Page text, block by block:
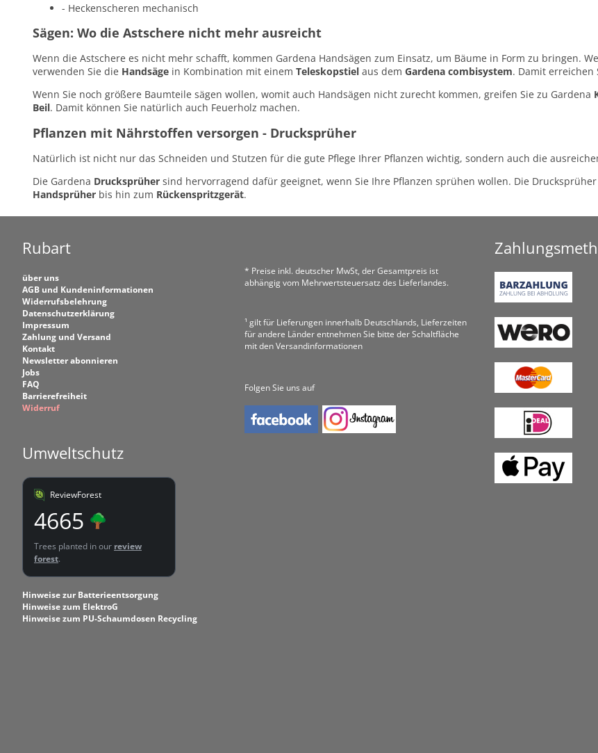
- Heckenscheren mechanisch
Sägen: Wo die Astschere nicht mehr ausreicht
Wenn die Astschere es nicht mehr schafft, kommen Gardena Handsägen zum Einsatz, um Bäume in Form zu bringen.
verwenden Sie die Handsäge in Kombination mit einem Teleskopstiel aus dem Gardena combisystem. Damit erreichen
Wenn Sie noch größere Baumteile sägen wollen, womit auch Handsägen nicht zurecht kommen, greifen Sie zu Gardena
Beil. Damit können Sie natürlich auch Feuerholz machen.
Pflanzen mit Nährstoffen versorgen - Drucksprüher
Natürlich ist nicht nur das Schneiden und Stutzen für die gute Pflege Ihrer Pflanzen wichtig, sondern auch die
Die Gardena Drucksprüher sind hervorragend dafür geeignet, wenn Sie Ihre Pflanzen sprühen wollen. Die
Handsprüher bis hin zum Rückenspritzgerät.
Rubart
über uns
AGB und Kundeninformationen
Widerrufsbelehrung
Datenschutzerklärung
Impressum
Zahlung und Versand
Kontakt
Newsletter abonnieren
Jobs
FAQ
Barrierefreiheit
Widerruf
Umweltschutz
ReviewForest
4665
Trees planted in our review
forest.
Hinweise zur Batterieentsorgung
Hinweise zum ElektroG
Hinweise zum PU-Schaumdosen Recycling
* Preise inkl. deutscher MwSt, der Gesamtpreis ist
abhängig vom Mehrwertsteuersatz des Lieferlandes.
¹ gilt für Lieferungen innerhalb Deutschlands, Lieferzeiten
für andere Länder entnehmen Sie bitte der Schaltfläche
mit den Versandinformationen
Folgen Sie uns auf